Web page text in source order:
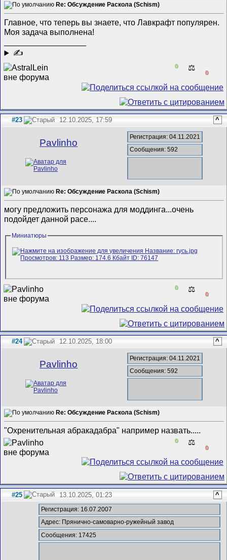
Re: Обсуждение Раскола (Schism)
Главное, что теперь вы знаете, что Лавкрафт популярен.
Моя задача выполнена!
✍
0 ⚖️
0
#23 12.10.2025, 17:59 ^
Pavlinho
Регистрация: 04.11.2021
Сообщения: 592
Re: Обсуждение Раскола (Schism)
могу предложить персонажа для моддинга...очень
подойдет данной расе....
Миниатюры
0 ⚖️
0
#24 12.10.2025, 18:00 ^
Pavlinho
Регистрация: 04.11.2021
Сообщения: 592
Re: Обсуждение Раскола (Schism)
"Охренительная абракадабра" например назвать.....
0 ⚖️
0
#25 13.10.2025, 01:23 ^
Регистрация: 16.07.2007
Адрес: Прянично-самоварно-ружейный завод
Сообщения: 17425